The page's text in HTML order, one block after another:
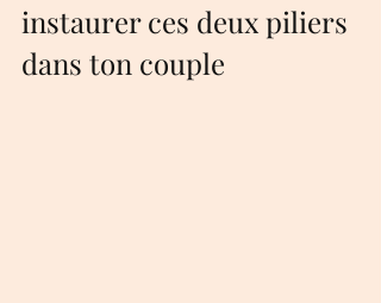
instaurer ces deux piliers
dans ton couple